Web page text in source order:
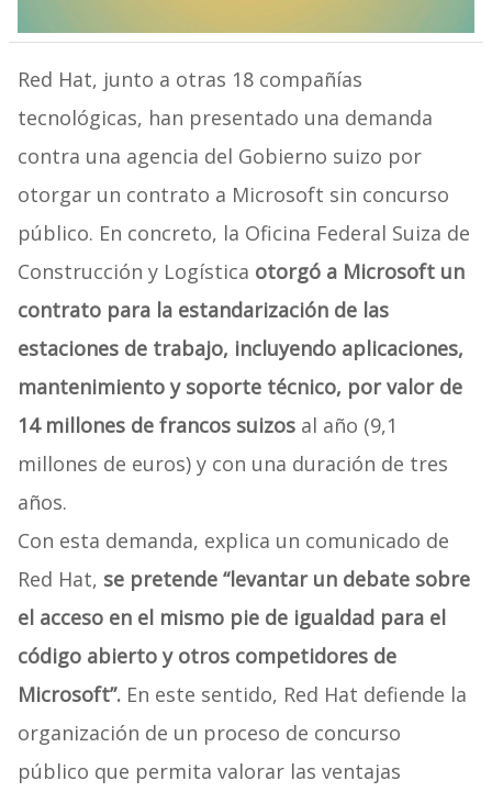
Red Hat, junto a otras 18 compañías
tecnológicas, han presentado una demanda
contra una agencia del Gobierno suizo por
otorgar un contrato a Microsoft sin concurso
público. En concreto, la Oficina Federal Suiza de
Construcción y Logística otorgó a Microsoft un
contrato para la estandarización de las
estaciones de trabajo, incluyendo aplicaciones,
mantenimiento y soporte técnico, por valor de
14 millones de francos suizosal año (9,1
millones de euros) y con una duración de tres
años.
Con esta demanda, explica un comunicado de
Red Hat, se pretende “levantar un debate sobre
el acceso en el mismo pie de igualdad para el
código abierto y otros competidores de
Microsoft”.En este sentido, Red Hat defiende la
organización de un proceso de concurso
público que permita valorar las ventajas